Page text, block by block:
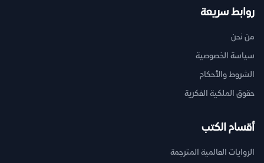
روابط سريعة
من نحن
سياسة الخصوصية
الشروط والأحكام
حقوق الملكية الفكرية
أقسام الكتب
الروايات العالمية المترجمة